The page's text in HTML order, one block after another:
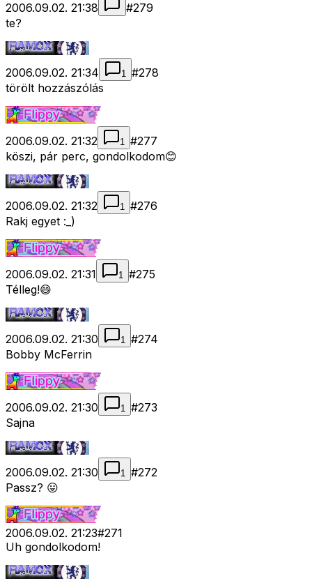
2006.09.02. 21:38 #279
te?
2006.09.02. 21:34 1 #278
törölt hozzászólás
2006.09.02. 21:32 1 #277
köszi, pár perc, gondolkodom😊
2006.09.02. 21:32 1 #276
Rakj egyet :_)
2006.09.02. 21:31 1 #275
Télleg!😄
2006.09.02. 21:30 1 #274
Bobby McFerrin
2006.09.02. 21:30 1 #273
Sajna
2006.09.02. 21:30 1 #272
Passz? 😛
2006.09.02. 21:23#271
Uh gondolkodom!